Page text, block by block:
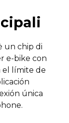
un chip di
e-bike con
el límite de
única